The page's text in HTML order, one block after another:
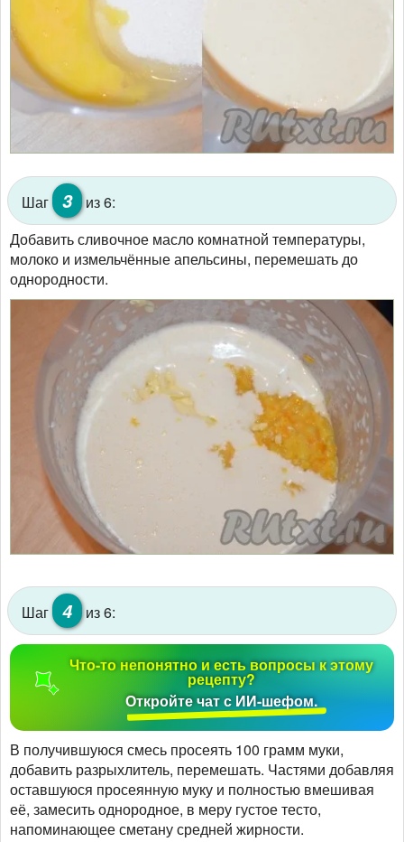
Шаг 3
из 6:
Добавить сливочное масло комнатной температуры,
молоко и измельчённые апельсины, перемешать до
однородности.
Шаг 4 из 6:
Что-то непонятно и есть вопросы к этому
рецепту?
Откройте чат с ИИ-шефом.
В получившуюся смесь просеять 100 грамм муки,
добавить разрыхлитель, перемешать. Частями добавляя
оставшуюся просеянную муку и полностью вмешивая
её, замесить однородное, в меру густое тесто,
напоминающее сметану средней жирности.